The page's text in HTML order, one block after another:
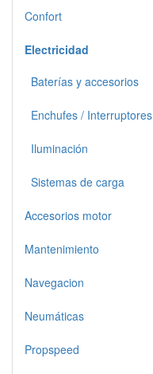
Confort
Electricidad
Baterías y accesorios
Enchufes / Interruptores
Iluminación
Sistemas de carga
Accesorios motor
Mantenimiento
Navegacion
Neumáticas
Propspeed